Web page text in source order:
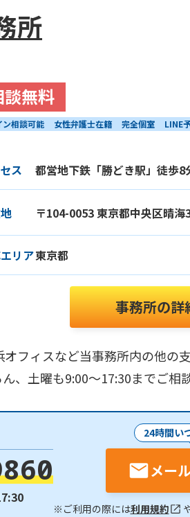
所
無料
ン相談可能 女性弁護士在籍 完全個室 LINE
ス 都営地下鉄「勝どき駅」徒歩8
〒104-0053 東京都中央区晴
リア東京都
事務所の詳
フィスなど当事務所内の他の
、土曜も9:00～17:30までご相
24時間い
メー
※ご利用の際には利用規約